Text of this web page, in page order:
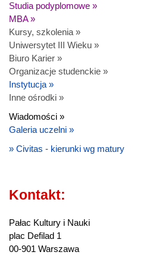
Studia podyplomowe »
MBA »
Kursy, szkolenia »
Uniwersytet III Wieku »
Biuro Karier »
Organizacje studenckie »
Instytucja »
Inne ośrodki »
Wiadomości »
Galeria uczelni »
» Civitas - kierunki wg matury
Kontakt:
Pałac Kultury i Nauki
plac Defilad 1
00-901 Warszawa